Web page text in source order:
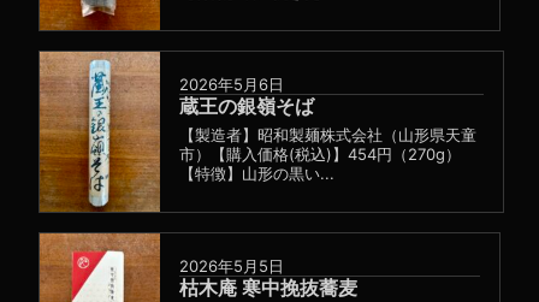
2026年5月6日
蔵王の銀嶺そば
【製造者】昭和製麺株式会社（山形県天童
市）【購入価格(税込)】454円（270g）
【特徴】山形の黒い...
2026年5月5日
枯木庵 寒中挽抜蕎麦